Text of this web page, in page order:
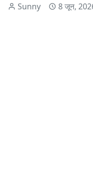
Sunny 8 जून,